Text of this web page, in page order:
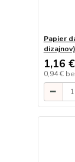
Papier
dizajnov)
1,16 €
0,94 €